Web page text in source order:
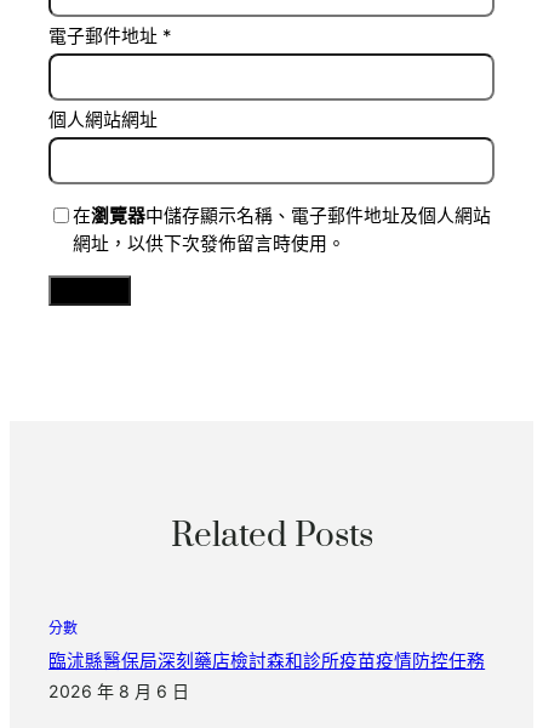
電子郵件地址 *
個人網站網址
在瀏覽器中儲存顯示名稱、電子郵件地址及個人網站
網址，以供下次發佈留言時使用。
Related Posts
分數
臨沭縣醫保局深刻藥店檢討森和診所疫苗疫情防控任務
2026 年 8 月 6 日